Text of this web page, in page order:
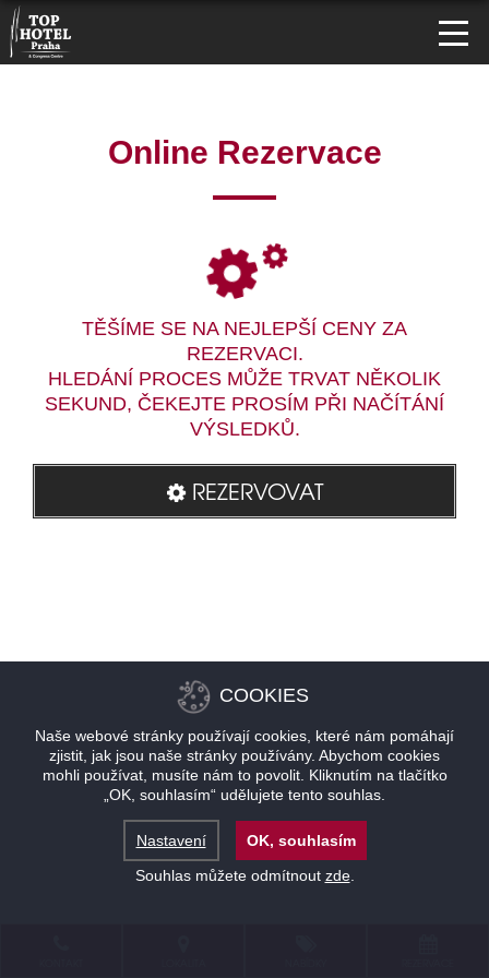
Online Rezervace
TĚŠÍME SE NA NEJLEPŠÍ CENY ZA
REZERVACI.
HLEDÁNÍ PROCES MŮŽE TRVAT NĚKOLIK
SEKUND, ČEKEJTE PROSÍM PŘI NAČÍTÁNÍ
VÝSLEDKŮ.
REZERVOVAT
COOKIES
Naše webové stránky používají cookies, které nám pomáhají
zjistit, jak jsou naše stránky používány. Abychom cookies
mohli používat, musíte nám to povolit. Kliknutím na tlačítko
„OK, souhlasím“ udělujete tento souhlas.
Nastavení
OK, souhlasím
Souhlas můžete odmítnout zde.